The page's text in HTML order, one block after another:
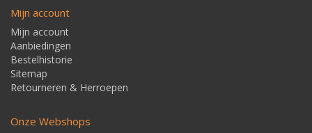
Mijn account
Mijn account
Aanbiedingen
Bestelhistorie
Sitemap
Retourneren & Herroepen
Onze Webshops